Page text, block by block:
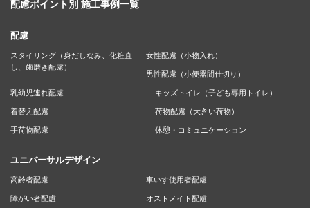
配慮ポイント別 施工事例一覧
配慮
スタイリング（身だしなみ、化粧直
し、歯磨き配慮）
女性配慮（小物入れ）
男性配慮（小便器間仕切り）
乳幼児連れ配慮 キッズトイレ（子ども専用トイレ）
着替え配慮 荷物配慮（大きい荷物）
手荷物配慮 休憩・コミュニケーション
ユニバーサルデザイン
高齢者配慮 車いす使用者配慮
障がい者配慮 オストメイト配慮